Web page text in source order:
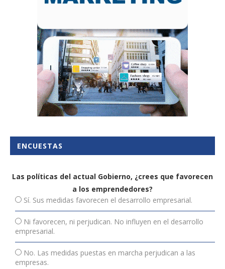
ENCUESTAS
Las políticas del actual Gobierno, ¿crees que favorecen
a los emprendedores?
Sí. Sus medidas favorecen el desarrollo empresarial.
Ni favorecen, ni perjudican. No influyen en el desarrollo
empresarial.
No. Las medidas puestas en marcha perjudican a las
empresas.